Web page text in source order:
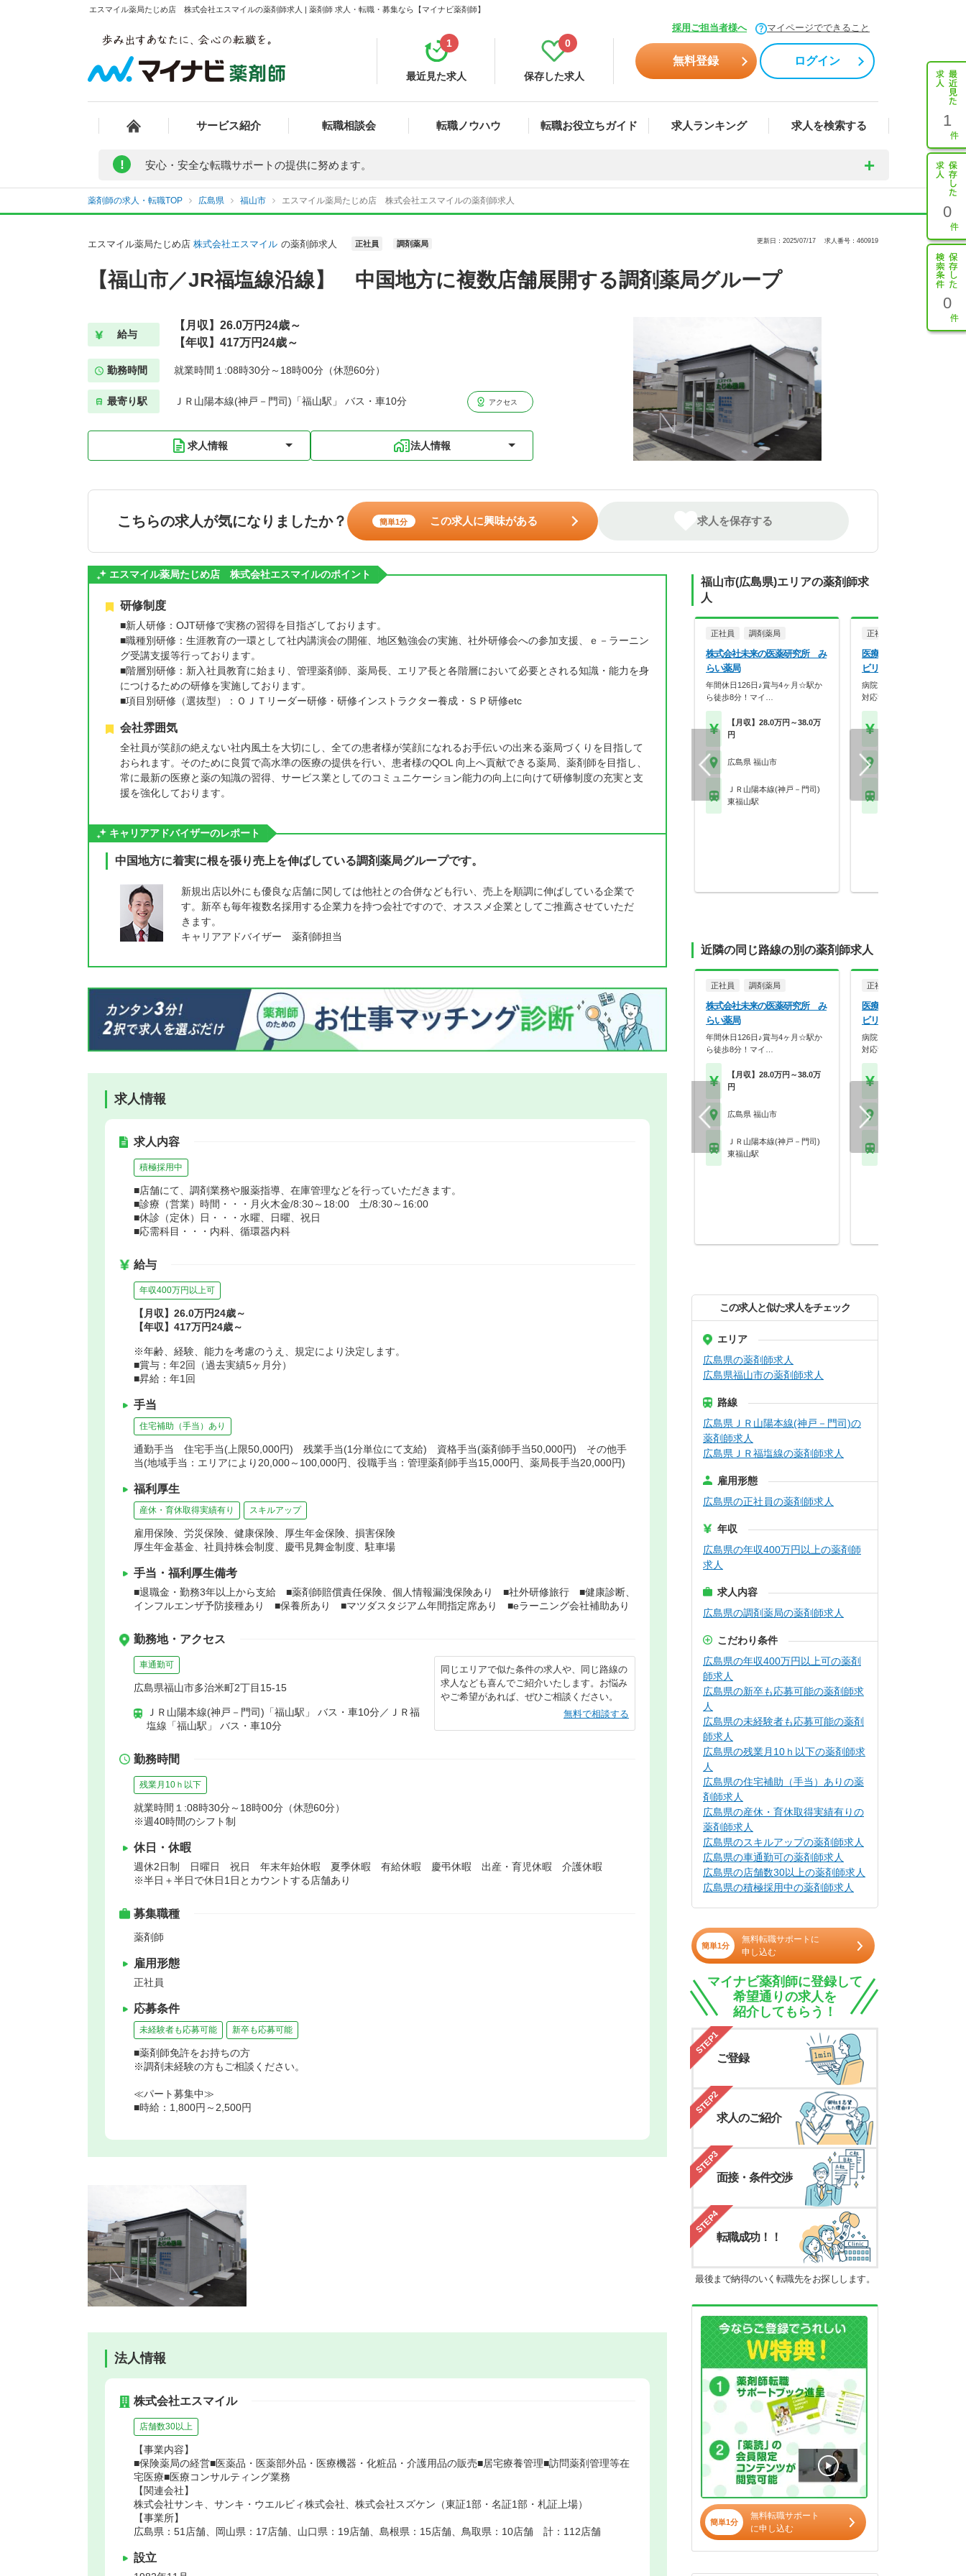
エスマイル薬局たじめ店 株式会社エスマイルの薬剤師求人 | 薬剤師 求人・転職・募集なら【マイナビ薬剤師】
採用ご担当者様へ マイページでできること
最近見た求人
1
保存した求人
0
無料登録 ログイン
サービス紹介 転職相談会 転職ノウハウ 転職お役立ちガイド 求人ランキング 求人を検索する 1
0
0
! 安心・安全な転職サポートの提供に努めます。
薬剤師の求人・転職TOP 広島県 福山市 エスマイル薬局たじめ店 株式会社エスマイルの薬剤師求人
エスマイル薬局たじめ店 株式会社エスマイル の薬剤師求人 正社員 調剤薬局 更新日：2025/07/17 求人番号：460919
【福山市／JR福塩線沿線】 中国地方に複数店舗展開する調剤薬局グループ
給与
【月収】26.0万円24歳～
【年収】417万円24歳～
勤務時間 就業時間１:08時30分～18時00分（休憩60分）
最寄り駅 ＪＲ山陽本線(神戸－門司)「福山駅」 バス・車10分 アクセス
求人情報 法人情報
こちらの求人が気になりましたか？ 簡単1分 この求人に興味がある 求人を保存する
エスマイル薬局たじめ店 株式会社エスマイルのポイント
研修制度
■新人研修：OJT研修で実務の習得を目指ざしております。
■職種別研修：生涯教育の一環として社内講演会の開催、地区勉強会の実施、社外研修会への参加支援、ｅ－ラーニン
グ受講支援等行っております。
■階層別研修：新入社員教育に始まり、管理薬剤師、薬局長、エリア長と各階層において必要とされる知識・能力を身
につけるための研修を実施しております。
■項目別研修（選抜型）：ＯＪＴリーダー研修・研修インストラクター養成・ＳＰ研修etc
会社雰囲気
全社員が笑顔の絶えない社内風土を大切にし、全ての患者様が笑顔になれるお手伝いの出来る薬局づくりを目指して
おられます。そのために良質で高水準の医療の提供を行い、患者様のQOL 向上へ貢献できる薬局、薬剤師を目指し、
常に最新の医療と薬の知識の習得、サービス業としてのコミュニケーション能力の向上に向けて研修制度の充実と支
援を強化しております。
キャリアアドバイザーのレポート
中国地方に着実に根を張り売上を伸ばしている調剤薬局グループです。
新規出店以外にも優良な店舗に関しては他社との合併なども行い、売上を順調に伸ばしている企業で
す。新卒も毎年複数名採用する企業力を持つ会社ですので、オススメ企業としてご推薦させていただ
きます。
キャリアアドバイザー 薬剤師担当
求人情報
求人内容
積極採用中
■店舗にて、調剤業務や服薬指導、在庫管理などを行っていただきます。
■診療（営業）時間・・・月火木金/8:30～18:00 土/8:30～16:00
■休診（定休）日・・・水曜、日曜、祝日
■応需科目・・・内科、循環器内科
給与
年収400万円以上可
【月収】26.0万円24歳～
【年収】417万円24歳～
※年齢、経験、能力を考慮のうえ、規定により決定します。
■賞与：年2回（過去実績5ヶ月分）
■昇給：年1回
手当
住宅補助（手当）あり
通勤手当 住宅手当(上限50,000円) 残業手当(1分単位にて支給) 資格手当(薬剤師手当50,000円) その他手
当(地域手当：エリアにより20,000～100,000円、役職手当：管理薬剤師手当15,000円、薬局長手当20,000円)
福利厚生
産休・育休取得実績有り スキルアップ
雇用保険、労災保険、健康保険、厚生年金保険、損害保険
厚生年金基金、社員持株会制度、慶弔見舞金制度、駐車場
手当・福利厚生備考
■退職金・勤務3年以上から支給 ■薬剤師賠償責任保険、個人情報漏洩保険あり ■社外研修旅行 ■健康診断、
インフルエンザ予防接種あり ■保養所あり ■マツダスタジアム年間指定席あり ■eラーニング会社補助あり
勤務地・アクセス
車通勤可
広島県福山市多治米町2丁目15-15
ＪＲ山陽本線(神戸－門司)「福山駅」 バス・車10分／ＪＲ福
塩線「福山駅」 バス・車10分
同じエリアで似た条件の求人や、同じ路線の
求人なども喜んでご紹介いたします。お悩み
やご希望があれば、ぜひご相談ください。
無料で相談する
勤務時間
残業月10ｈ以下
就業時間１:08時30分～18時00分（休憩60分）
※週40時間のシフト制
休日・休暇
週休2日制 日曜日 祝日 年末年始休暇 夏季休暇 有給休暇 慶弔休暇 出産・育児休暇 介護休暇
※半日＋半日で休日1日とカウントする店舗あり
募集職種
薬剤師
雇用形態
正社員
応募条件
未経験者も応募可能 新卒も応募可能
■薬剤師免許をお持ちの方
※調剤未経験の方もご相談ください。
≪パート募集中≫
■時給：1,800円～2,500円
法人情報
株式会社エスマイル
店舗数30以上
【事業内容】
■保険薬局の経営■医薬品・医薬部外品・医療機器・化粧品・介護用品の販売■居宅療養管理■訪問薬剤管理等在
宅医療■医療コンサルティング業務
【関連会社】
株式会社サンキ、サンキ・ウエルビィ株式会社、株式会社スズケン（東証1部・名証1部・札証上場）
【事業所】
広島県：51店舗、岡山県：17店舗、山口県：19店舗、島根県：15店舗、鳥取県：10店舗 計：112店舗
設立
福山市(広島県)エリアの薬剤師求
人
正社員 調剤薬局
株式会社未来の医薬研究所 み
らい薬局
年間休日126日♪賞与4ヶ月☆駅か
ら徒歩8分！マイ…
【月収】28.0万円～38.0万
円
広島県 福山市
ＪＲ山陽本線(神戸－門司)
東福山駅
正社員
医療法人社団生和会 福
ビリテーション病院
病院での薬剤師勤務♪服薬指
対応することも可能で…
近隣の同じ路線の別の薬剤師求人
正社員 調剤薬局
株式会社未来の医薬研究所 み
らい薬局
年間休日126日♪賞与4ヶ月☆駅か
ら徒歩8分！マイ…
【月収】28.0万円～38.0万
円
広島県 福山市
ＪＲ山陽本線(神戸－門司)
東福山駅
正社員
医療法人社団生和会 福
ビリテーション病院
病院での薬剤師勤務♪服薬指
対応することも可能で…
この求人と似た求人をチェック
エリア
広島県の薬剤師求人
広島県福山市の薬剤師求人
路線
広島県ＪＲ山陽本線(神戸－門司)の
薬剤師求人
広島県ＪＲ福塩線の薬剤師求人
雇用形態
広島県の正社員の薬剤師求人
年収
広島県の年収400万円以上の薬剤師
求人
求人内容
広島県の調剤薬局の薬剤師求人
こだわり条件
広島県の年収400万円以上可の薬剤
師求人
広島県の新卒も応募可能の薬剤師求
人
広島県の未経験者も応募可能の薬剤
師求人
広島県の残業月10ｈ以下の薬剤師求
人
広島県の住宅補助（手当）ありの薬
剤師求人
広島県の産休・育休取得実績有りの
薬剤師求人
広島県のスキルアップの薬剤師求人
広島県の車通勤可の薬剤師求人
広島県の店舗数30以上の薬剤師求人
広島県の積極採用中の薬剤師求人
簡単1分
無料転職サポートに
申し込む
マイナビ薬剤師に登録して
希望通りの求人を
紹介してもらう！
STEP1
ご登録
STEP2
求人のご紹介
STEP3
面接・条件交渉
STEP4
転職成功！！
最後まで納得のいく転職先をお探しします。
簡単1分
無料転職サポート
に申し込む